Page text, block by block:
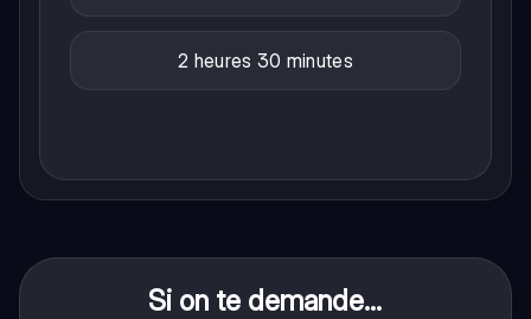
2 heures 30 minutes
Si on te demande...